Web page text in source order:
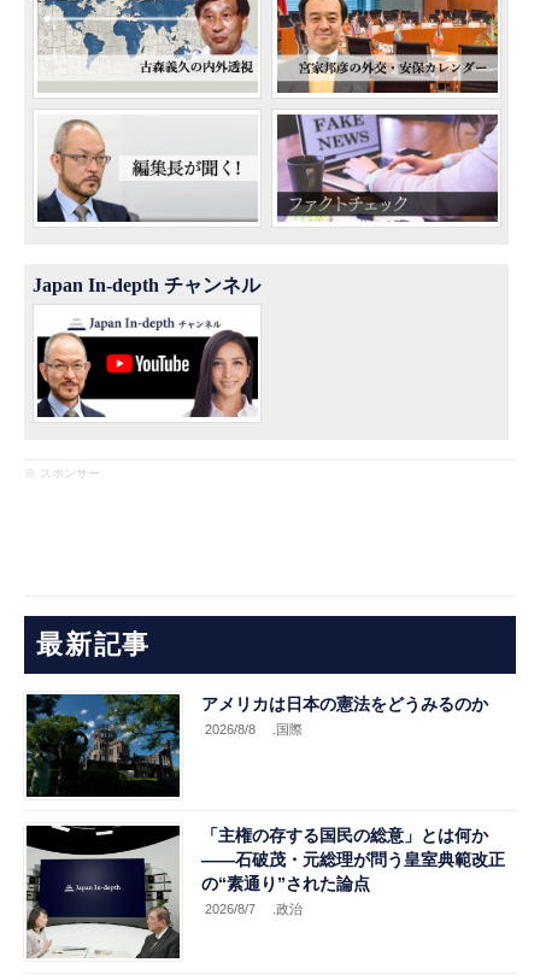
Japan In-depth チャンネル
※ スポンサー
最新記事
アメリカは日本の憲法をどうみるのか
2026/8/8 .国際
「主権の存する国民の総意」とは何か
――石破茂・元総理が問う皇室典範改正
の“素通り”された論点
2026/8/7 .政治